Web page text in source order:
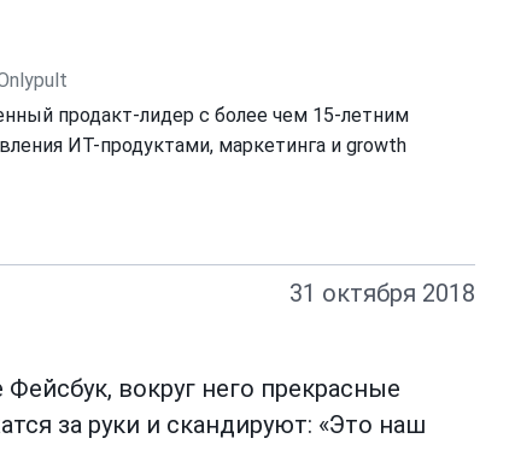
продакт-лидер с более чем 15-летним
ИТ-продуктами, маркетинга и growth
31 октября 2018
вокруг него прекрасные
за руки и скандируют: «Это наш